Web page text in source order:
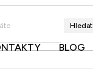
Hledat
BLOG